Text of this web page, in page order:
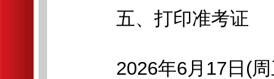
五、打印准考证
2026年6月17日(周